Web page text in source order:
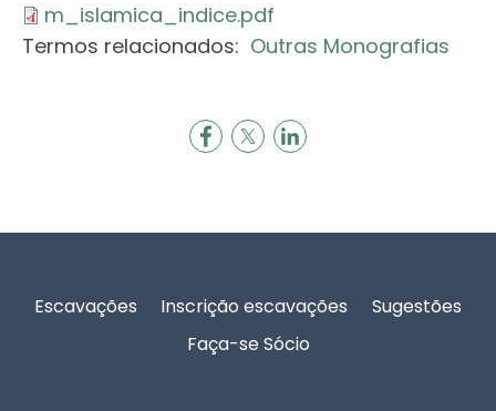
m_islamica_indice.pdf
Termos relacionados: Outras Monografias
Rodapé
Escavações Inscrição escavações
Sugestões
Faça-se Sócio